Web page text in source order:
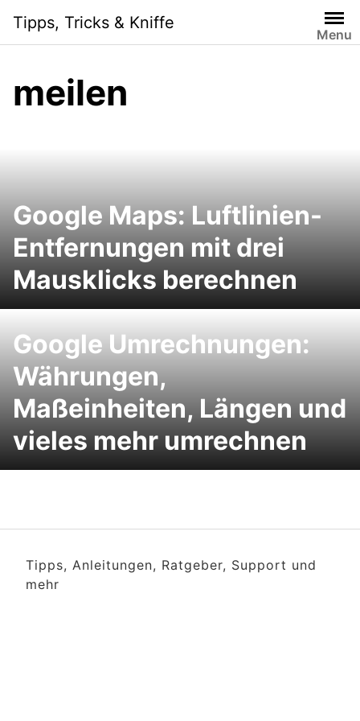
content
Tipps, Tricks & Kniffe
Menu
meilen
Google Maps: Luftlinien-
Entfernungen mit drei
Mausklicks berechnen
Google Umrechnungen:
Währungen,
Maßeinheiten, Längen und
vieles mehr umrechnen
Tipps, Anleitungen, Ratgeber, Support und
mehr